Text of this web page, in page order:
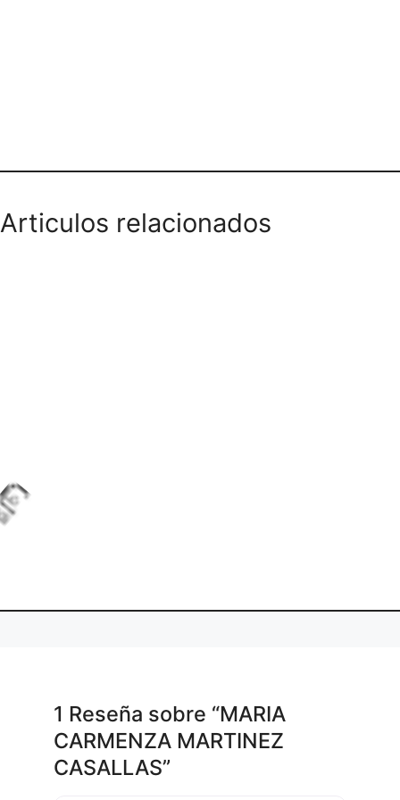
Articulos relacionados
L
o
d
i
.
1 Reseña sobre “MARIA
CARMENZA MARTINEZ
CASALLAS”